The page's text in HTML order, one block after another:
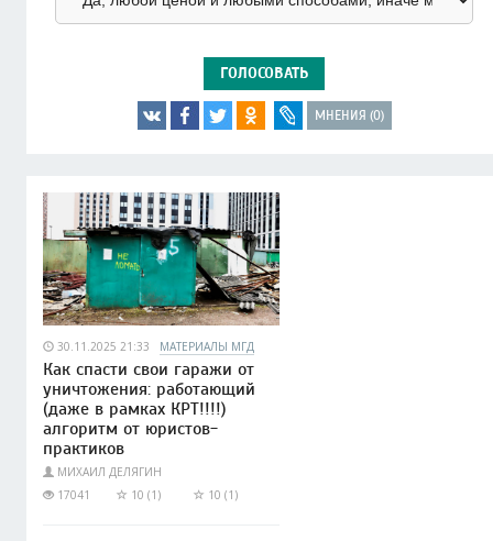
ГОЛОСОВАТЬ
МНЕНИЯ (0)
30.11.2025 21:33 МАТЕРИАЛЫ МГД
Как спасти свои гаражи от
уничтожения: работающий
(даже в рамках КРТ!!!!)
алгоритм от юристов-
практиков
МИХАИЛ ДЕЛЯГИН
17041
10 (1) 10 (1)